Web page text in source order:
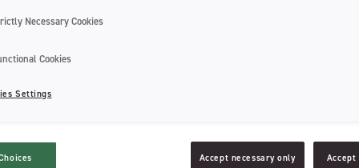
de porter unappareil dentaire
du bas
. Selon l’Union Française pour la Santé Bucco-Dentaire,
recommande un
9 et 12 ans, soit au moment où l’enfant à toutes ses dents. Dans
un
, c’est-à-dire lors de
Necessary Cookies
Cookies
Settings
Accept necessary only Accept